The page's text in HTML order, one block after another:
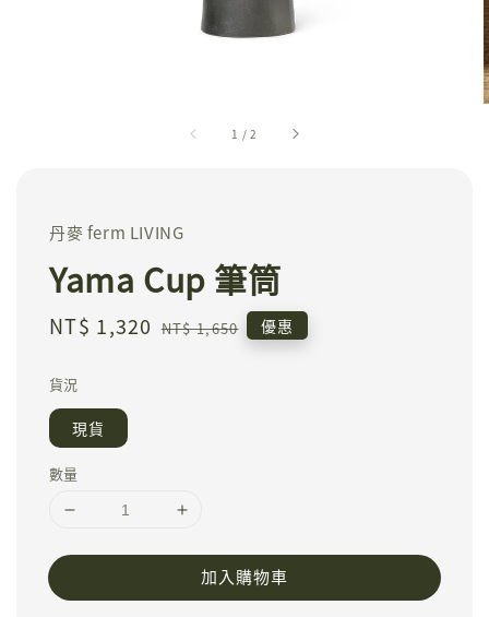
1 /2
丹麥 ferm LIVING
Yama Cup 筆筒
Sale
NT$ 1,320 Regular
NT$ 1,650 優惠
貨況
現貨
數量
加入購物車